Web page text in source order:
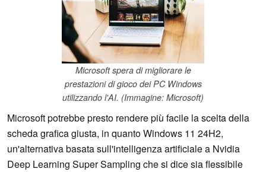
Microsoft spera di migliorare le
prestazioni di gioco dei PC Windows
utilizzando l'AI. (Immagine: Microsoft)
Microsoft potrebbe presto rendere più facile la scelta della
scheda grafica giusta, in quanto Windows 11 24H2,
un'alternativa basata sull'intelligenza artificiale a Nvidia
Deep Learning Super Sampling che si dice sia flessibile